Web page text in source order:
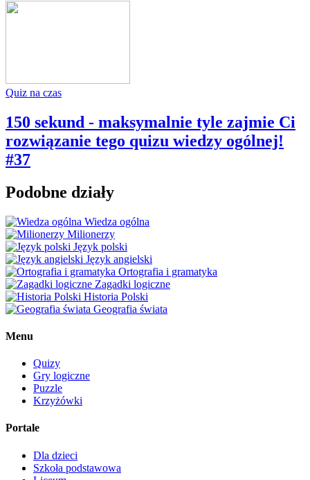
Quiz na czas
150 sekund - maksymalnie tyle zajmie Ci
rozwiązanie tego quizu wiedzy ogólnej!
#37
Podobne działy
Wiedza ogólna
Milionerzy
Język polski
Język angielski
Ortografia i gramatyka
Zagadki logiczne
Historia Polski
Geografia świata
Menu
Quizy
Gry logiczne
Puzzle
Krzyżówki
Portale
Dla dzieci
Szkoła podstawowa